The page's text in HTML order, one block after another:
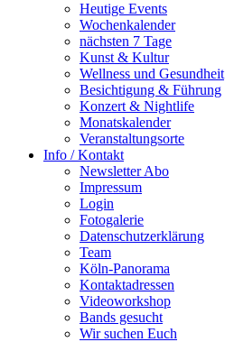
Heutige Events
Wochenkalender
nächsten 7 Tage
Kunst & Kultur
Wellness und Gesundheit
Besichtigung & Führung
Konzert & Nightlife
Monatskalender
Veranstaltungsorte
Info / Kontakt
Newsletter Abo
Impressum
Login
Fotogalerie
Datenschutzerklärung
Team
Köln-Panorama
Kontaktadressen
Videoworkshop
Bands gesucht
Wir suchen Euch